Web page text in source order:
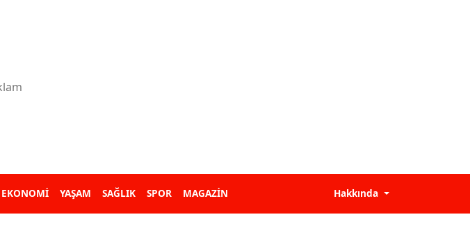
EKONOMİ YAŞAM SAĞLIK SPOR MAGAZİN Hakkında